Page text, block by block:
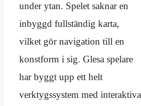
under ytan. Spelet saknar en
inbyggd fullständig karta,
vilket gör navigation till en
konstform i sig. Glesa spelare
har byggt upp ett helt
verktygssystem med interaktiva